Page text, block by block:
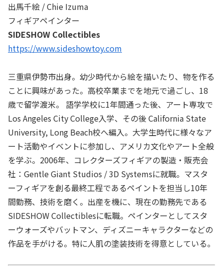
出馬千絵 / Chie Izuma
フィギアペインター
SIDESHOW Collectibles
https://www.sideshowtoy.com
三重県伊勢市出身。幼少時代から絵を描いたり、物を作る
ことに興味があった。高校卒業までを地元で過ごし、18
歳で留学渡米。 語学学校に1年間通った後、アート専攻で
Los Angeles City College入学、その後 California State
University, Long Beach校へ編入。大学生時代に様々なア
ート活動やイベントに参加し、アメリカ文化やアート全般
を学ぶ。2006年、コレクターズフィギアの製造・販売会
社：Gentle Giant Studios / 3D Systemsに就職。マスタ
ーフィギアを創る最終工程であるペイントを担当し10年
間勤務、技術を磨く。出産を機に、現在の勤務先である
SIDESHOW Collectiblesに転職。ペインターとしてスタ
ーウォーズやバットマン、ディズニーキャラクターなどの
作品を手がける。特に人肌の塗装技術を得意としている。